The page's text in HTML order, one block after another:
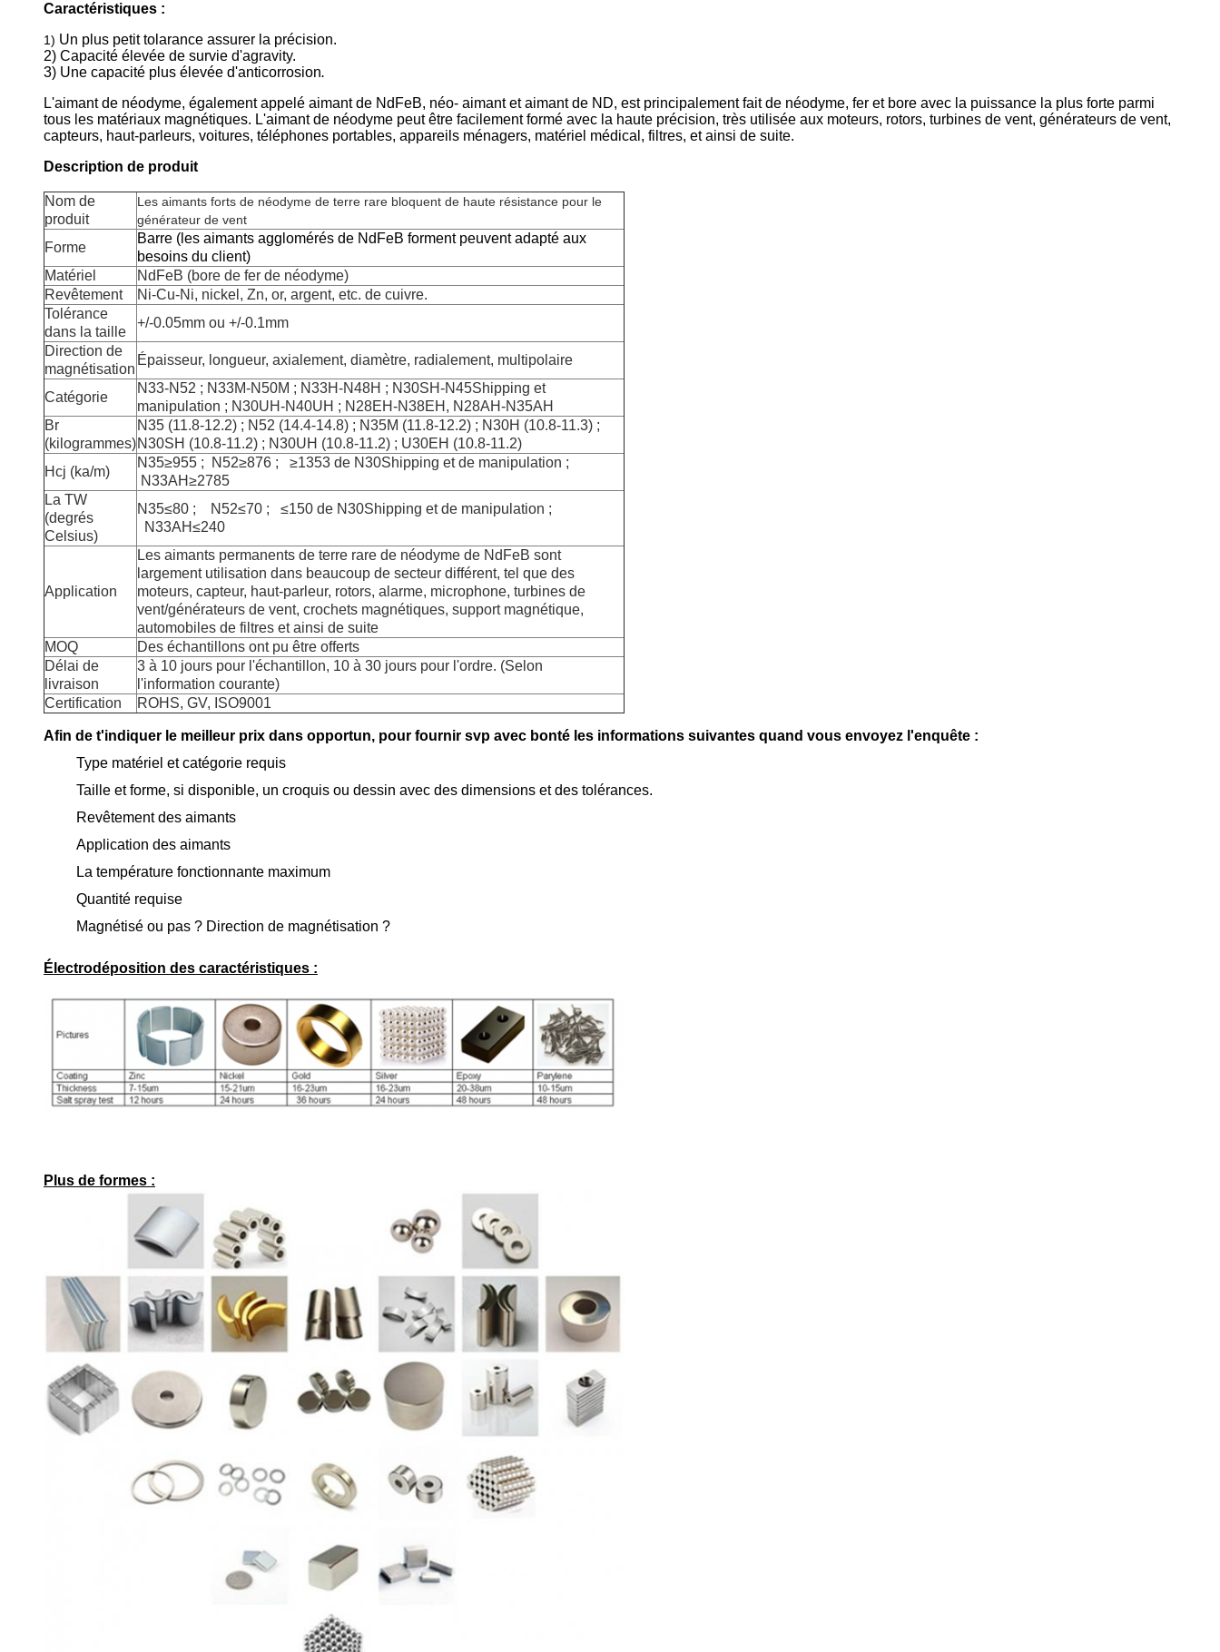
Caractéristiques :
1) Un plus petit tolarance assurer la précision.
2) Capacité élevée de survie d'agravity.
3) Une capacité plus élevée d'anticorrosion.
L'aimant de néodyme, également appelé aimant de NdFeB, néo- aimant et aimant de ND, est principalement fait de néodyme, fer et bore avec la puissance la plus forte parmi
tous les matériaux magnétiques. L'aimant de néodyme peut être facilement formé avec la haute précision, très utilisée aux moteurs, rotors, turbines de vent, générateurs de vent,
capteurs, haut-parleurs, voitures, téléphones portables, appareils ménagers, matériel médical, filtres, et ainsi de suite.
Description de produit
Nom de
produit
Les aimants forts de néodyme de terre rare bloquent de haute résistance pour le
générateur de vent
Forme
Barre (les aimants agglomérés de NdFeB forment peuvent adapté aux
besoins du client)
Matériel
NdFeB (bore de fer de néodyme)
Revêtement
Ni-Cu-Ni, nickel, Zn, or, argent, etc. de cuivre.
Tolérance
dans la taille
+/-0.05mm ou +/-0.1mm
Direction de
magnétisation
Épaisseur, longueur, axialement, diamètre, radialement, multipolaire
Catégorie
N33-N52 ; N33M-N50M ; N33H-N48H ; N30SH-N45Shipping et
manipulation ; N30UH-N40UH ; N28EH-N38EH, N28AH-N35AH
Br
(kilogrammes)
N35 (11.8-12.2) ; N52 (14.4-14.8) ; N35M (11.8-12.2) ; N30H (10.8-11.3) ;
N30SH (10.8-11.2) ; N30UH (10.8-11.2) ; U30EH (10.8-11.2)
Hcj (ka/m)
N35≥955 ; N52≥876 ; ≥1353 de N30Shipping et de manipulation ;
N33AH≥2785
La TW
(degrés
Celsius)
N35≤80 ; N52≤70 ; ≤150 de N30Shipping et de manipulation ;
N33AH≤240
Application
Les aimants permanents de terre rare de néodyme de NdFeB sont
largement utilisation dans beaucoup de secteur différent, tel que des
moteurs, capteur, haut-parleur, rotors, alarme, microphone, turbines de
vent/générateurs de vent, crochets magnétiques, support magnétique,
automobiles de filtres et ainsi de suite
MOQ
Des échantillons ont pu être offerts
Délai de
livraison
3 à 10 jours pour l'échantillon, 10 à 30 jours pour l'ordre. (Selon
l'information courante)
Certification
ROHS, GV, ISO9001
Afin de t'indiquer le meilleur prix dans opportun, pour fournir svp avec bonté les informations suivantes quand vous envoyez l'enquête :
Type matériel et catégorie requis
Taille et forme, si disponible, un croquis ou dessin avec des dimensions et des tolérances.
Revêtement des aimants
Application des aimants
La température fonctionnante maximum
Quantité requise
Magnétisé ou pas ? Direction de magnétisation ?
Électrodéposition des caractéristiques :
Plus de formes :